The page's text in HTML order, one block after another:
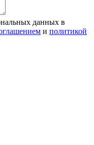
данных в
и политикой